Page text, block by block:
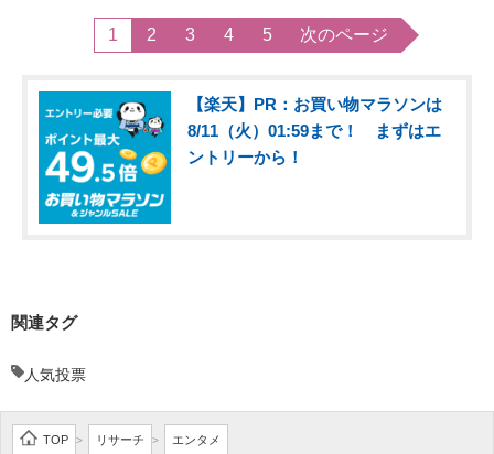
1 2 3 4 5 次のページ
【楽天】PR：お買い物マラソンは
8/11（火）01:59まで！ まずはエ
ントリーから！
関連タグ
人気投票
TOP > リサーチ > エンタメ